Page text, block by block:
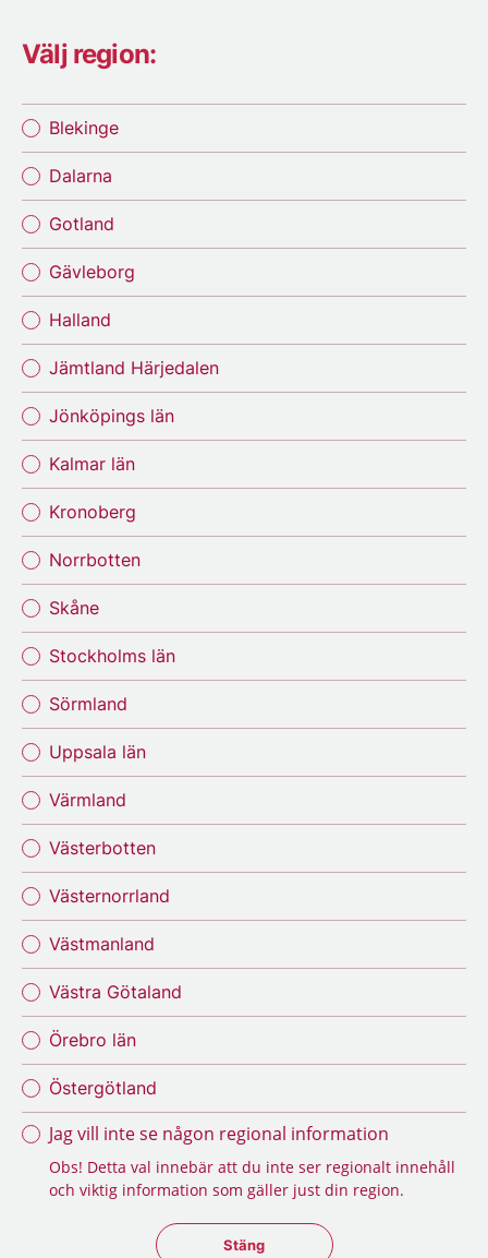
Välj region:
Blekinge
Dalarna
Gotland
Gävleborg
Halland
Jämtland Härjedalen
Jönköpings län
Kalmar län
Kronoberg
Norrbotten
Skåne
Stockholms län
Sörmland
Uppsala län
Värmland
Västerbotten
Västernorrland
Västmanland
Västra Götaland
Örebro län
Östergötland
Jag vill inte se någon regional information
Obs! Detta val innebär att du inte ser regionalt innehåll
och viktig information som gäller just din region.
Stäng regionsväljaren
Stäng